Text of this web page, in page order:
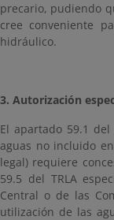
precario, pudiendo
cree conveniente
hidráulico.
3. Autorización
El apartado 59.1
aguas no incluido
legal) requiere
59.5 del TRLA
Central o de las
utilización de las